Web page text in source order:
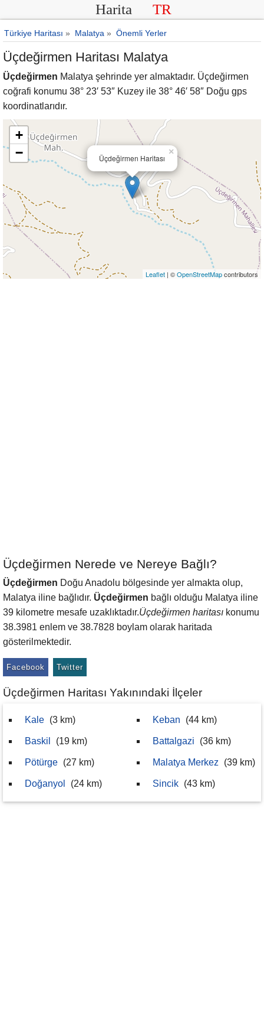
Harita TR
Türkiye Haritası » Malatya » Önemli Yerler
Üçdeğirmen Haritası Malatya
Üçdeğirmen Malatya şehrinde yer almaktadır. Üçdeğirmen
coğrafi konumu 38° 23′ 53″ Kuzey ile 38° 46′ 58″ Doğu gps
koordinatlarıdır.
Üçdeğirmen Haritası
×
+
−
Leaflet | ©OpenStreetMapcontributors
Üçdeğirmen Nerede ve Nereye Bağlı?
Üçdeğirmen Doğu Anadolu bölgesinde yer almakta olup,
Malatya iline bağlıdır. Üçdeğirmen bağlı olduğu Malatya iline
39 kilometre mesafe uzaklıktadır.Üçdeğirmen haritası konumu
38.3981 enlem ve 38.7828 boylam olarak haritada
gösterilmektedir.
Facebook Twitter
Üçdeğirmen Haritası Yakınındaki İlçeler
Kale (3 km)
Baskil (19 km)
Pötürge (27 km)
Doğanyol (24 km)
Keban (44 km)
Battalgazi (36 km)
Malatya Merkez (39 km)
Sincik (43 km)